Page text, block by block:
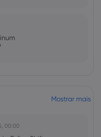
Mostrar mais
00:00